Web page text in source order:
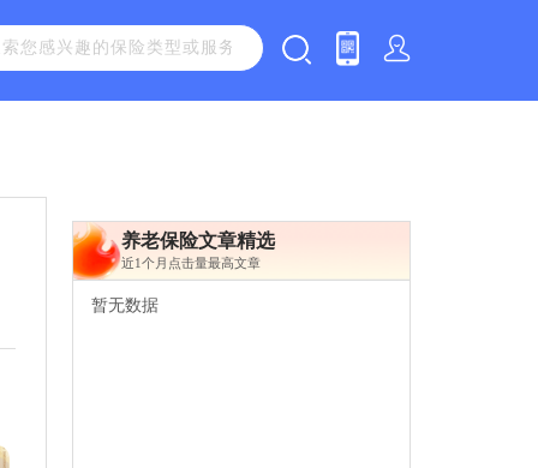
养老保险文章精选
近1个月点击量最高文章
暂无数据